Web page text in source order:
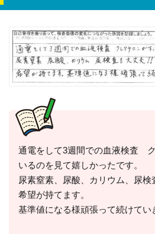
通電をして3週間での血液検査
いるのを見て嬉しかったです。
尿素窒素、尿酸、カリウム、尿検
希望が持てます。
基準値になる様頑張って続けてい